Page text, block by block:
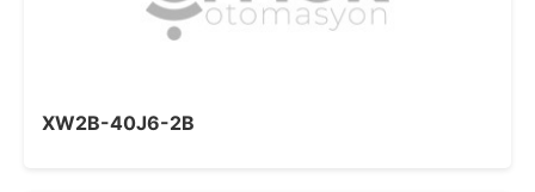
XW2B-40J6-2B